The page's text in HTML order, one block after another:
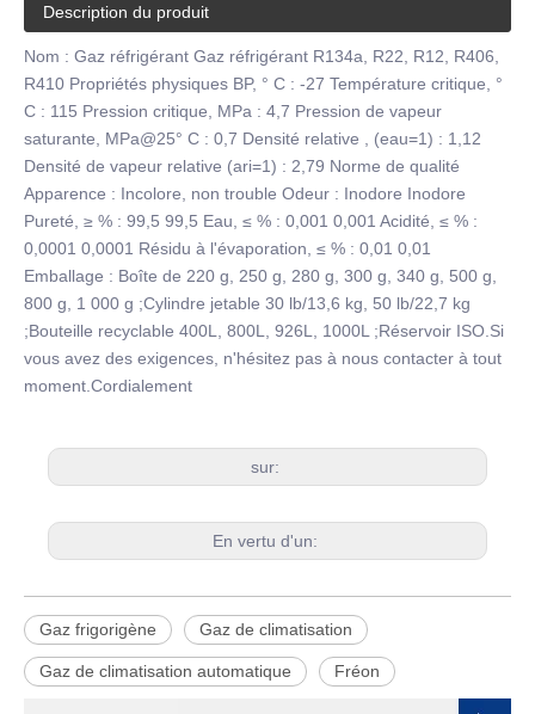
Description du produit
Nom : Gaz réfrigérant Gaz réfrigérant R134a, R22, R12, R406,
R410 Propriétés physiques BP, ° C : -27 Température critique, °
C : 115 Pression critique, MPa : 4,7 Pression de vapeur
saturante, MPa@25° C : 0,7 Densité relative , (eau=1) : 1,12
Densité de vapeur relative (ari=1) : 2,79 Norme de qualité
Apparence : Incolore, non trouble Odeur : Inodore Inodore
Pureté, ≥ % : 99,5 99,5 Eau, ≤ % : 0,001 0,001 Acidité, ≤ % :
0,0001 0,0001 Résidu à l'évaporation, ≤ % : 0,01 0,01
Emballage : Boîte de 220 g, 250 g, 280 g, 300 g, 340 g, 500 g,
800 g, 1 000 g ;Cylindre jetable 30 lb/13,6 kg, 50 lb/22,7 kg
;Bouteille recyclable 400L, 800L, 926L, 1000L ;Réservoir ISO.Si
vous avez des exigences, n'hésitez pas à nous contacter à tout
moment.Cordialement
sur:
En vertu d'un:
Gaz frigorigène Gaz de climatisation
Gaz de climatisation automatique Fréon